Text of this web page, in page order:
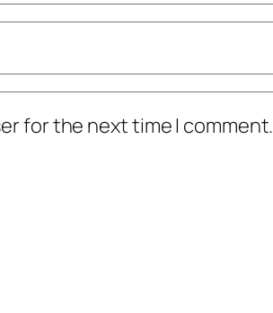
for the next time I comment.